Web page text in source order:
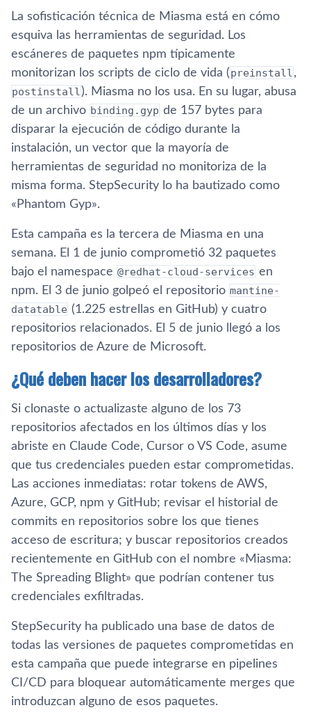
La sofisticación técnica de Miasma está en cómo
esquiva las herramientas de seguridad. Los
escáneres de paquetes npm típicamente
monitorizan los scripts de ciclo de vida (preinstall ,
postinstall ). Miasma no los usa. En su lugar, abusa
de un archivo binding.gyp de 157 bytes para
disparar la ejecución de código durante la
instalación, un vector que la mayoría de
herramientas de seguridad no monitoriza de la
misma forma. StepSecurity lo ha bautizado como
«Phantom Gyp».
Esta campaña es la tercera de Miasma en una
semana. El 1 de junio comprometió 32 paquetes
bajo el namespace @redhat-cloud-services en
npm. El 3 de junio golpeó el repositorio mantine-
datatable (1.225 estrellas en GitHub) y cuatro
repositorios relacionados. El 5 de junio llegó a los
repositorios de Azure de Microsoft.
¿Qué deben hacer los desarrolladores?
Si clonaste o actualizaste alguno de los 73
repositorios afectados en los últimos días y los
abriste en Claude Code, Cursor o VS Code, asume
que tus credenciales pueden estar comprometidas.
Las acciones inmediatas: rotar tokens de AWS,
Azure, GCP, npm y GitHub; revisar el historial de
commits en repositorios sobre los que tienes
acceso de escritura; y buscar repositorios creados
recientemente en GitHub con el nombre «Miasma:
The Spreading Blight» que podrían contener tus
credenciales exfiltradas.
StepSecurity ha publicado una base de datos de
todas las versiones de paquetes comprometidas en
esta campaña que puede integrarse en pipelines
CI/CD para bloquear automáticamente merges que
introduzcan alguno de esos paquetes.